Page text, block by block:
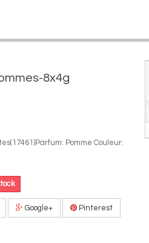
8x4g
Pomme Couleur:
Google+ Pinterest